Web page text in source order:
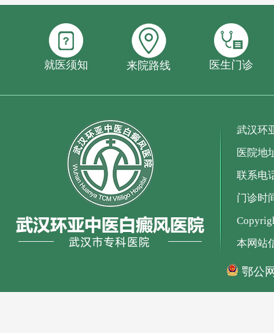
就医须知 来院路线 医生门诊
武汉环
医院地
联系电
门诊时
本网站
鄂公